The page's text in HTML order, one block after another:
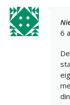
6